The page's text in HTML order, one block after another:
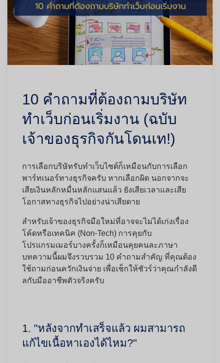
10 คำถามที่ต้องถามบริษัท
ทำเว็บก่อนเริ่มงาน (ฉบับ
เจ้าของธุรกิจกันโดนเท!)
การเลือกบริษัทรับทำเว็บไซต์ก็เหมือนกับการเลือก
พาร์ทเนอร์ทางธุรกิจครับ หากเลือกผิด นอกจากจะ
เสียเงินหลักหมื่นหลักแสนแล้ว ยังเสียเวลาและเสีย
โอกาสทางธุรกิจไปอย่างน่าเสียดาย
สำหรับเจ้าของธุรกิจมือใหม่ที่อาจจะไม่ได้เก่งเรื่อง
โค้ดหรือเทคนิค (Non-Tech) การคุยกับ
โปรแกรมเมอร์บางครั้งก็เหมือนคุยคนละภาษา
บทความนี้ผมจึงรวบรวม 10 คำถามสำคัญ ที่คุณต้อง
ใช้ถามก่อนควักเงินจ่าย เพื่อเช็กให้ชัวร์ว่าคุณกำลังดี
ลกับมืออาชีพตัวจริงครับ
1. "หลังจากทำเสร็จแล้ว ผมสามารถ
แก้ไขเนื้อหาเองได้ไหม?"